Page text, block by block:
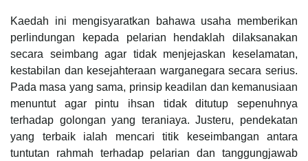
Kaedah ini mengisyaratkan bahawa usaha memberikan
perlindungan kepada pelarian hendaklah dilaksanakan
secara seimbang agar tidak menjejaskan keselamatan,
kestabilan dan kesejahteraan warganegara secara serius.
Pada masa yang sama, prinsip keadilan dan kemanusiaan
menuntut agar pintu ihsan tidak ditutup sepenuhnya
terhadap golongan yang teraniaya. Justeru, pendekatan
yang terbaik ialah mencari titik keseimbangan antara
tuntutan rahmah terhadap pelarian dan tanggungjawab